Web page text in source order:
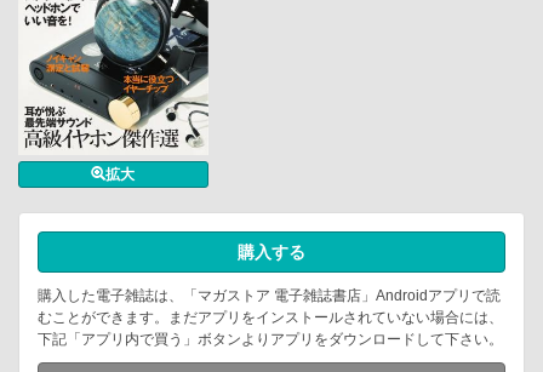
拡大
購入する
購入した電子雑誌は、「マガストア 電子雑誌書店」Androidアプリで読
むことができます。まだアプリをインストールされていない場合には、
下記「アプリ内で買う」ボタンよりアプリをダウンロードして下さい。